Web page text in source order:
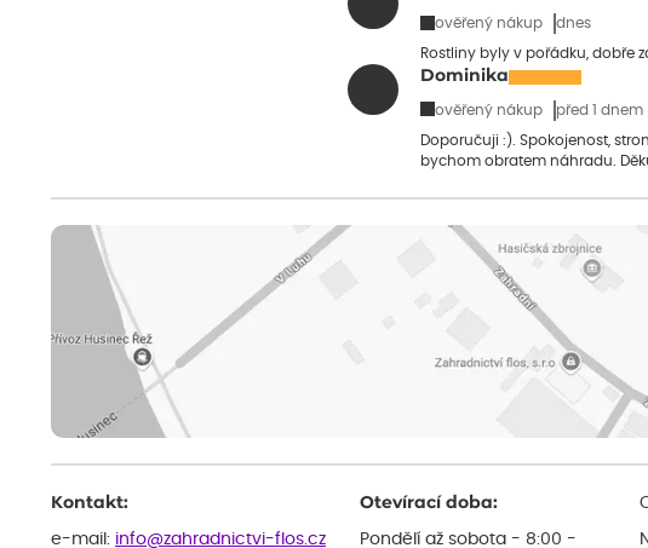
ověřený nákup dnes
Rostliny byly v pořádku, dobře
Dominika
ověřený nákup před 1 dnem
Doporučuji :). Spokojenost,
bychom obratem náhradu.
Kontakt:
e-mail: info@zahradnictvi-flos.cz
Otevírací doba:
Pondělí až sobota - 8:00 -